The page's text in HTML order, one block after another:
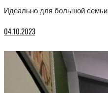
Идеально для большой семьи
04.10.2023